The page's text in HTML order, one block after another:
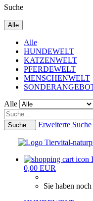
Suche
Alle
Alle
HUNDEWELT
KATZENWELT
PFERDEWELT
MENSCHENWELT
Alle
Suche... Erweiterte Suche
0,00 EUR
Sie haben